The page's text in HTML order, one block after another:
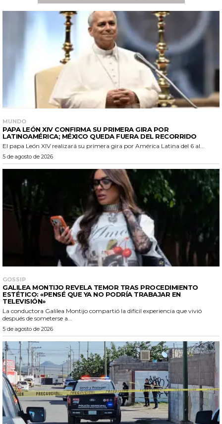
MUNDO
PAPA LEÓN XIV CONFIRMA SU PRIMERA GIRA POR
LATINOAMÉRICA; MÉXICO QUEDA FUERA DEL RECORRIDO
El papa León XIV realizará su primera gira por América Latina del 6 al...
5 de agosto de 2026
GOSSIP
GALILEA MONTIJO REVELA TEMOR TRAS PROCEDIMIENTO
ESTÉTICO: «PENSÉ QUE YA NO PODRÍA TRABAJAR EN
TELEVISIÓN»
La conductora Galilea Montijo compartió la difícil experiencia que vivió
después de someterse a...
5 de agosto de 2026